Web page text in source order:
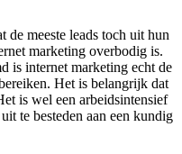
de meeste leads toch uit hun
marketing overbodig is.
is internet marketing echt de
Het is belangrijk dat
is wel een arbeidsintensief
te besteden aan een kundig